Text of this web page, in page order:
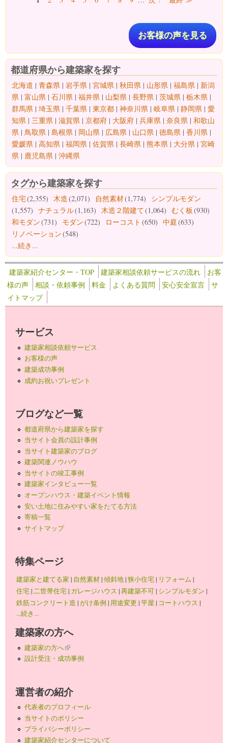
お客様の声を見る
都道府県から建築家を探す
北海道 | 青森県 | 岩手県 | 宮城県 | 秋田県 | 山形県 | 福島県 | 新潟
県 | 富山県 | 石川県 | 福井県 | 山梨県 | 長野県 | 茨城県 | 栃木県 |
群馬県 | 埼玉県 | 千葉県 | 東京都 | 神奈川県 | 岐阜県 | 静岡県 | 愛
知県 | 三重県 | 滋賀県 | 京都府 | 大阪府 | 兵庫県 | 奈良県 | 和歌山
県 | 鳥取県 | 島根県 | 岡山県 | 広島県 | 山口県 | 徳島県 | 香川県 |
愛媛県 | 高知県 | 福岡県 | 佐賀県 | 長崎県 | 熊本県 | 大分県 | 宮崎
県 | 鹿児島県 | 沖縄県
タグから建築家を探す
住宅(2,355) 木造(2,071) 自然素材(1,774)
シンプルモダン
(1,557) ナチュラル(1,163) 木造２階建て(1,064) むく板 (930)
和モダン(731) モダン(722) ローコスト (650) 中庭(633)
リノベーション(548)
...続き...
建築家紹介センター・TOP 建築家相談依頼サービスの流れ
お客
様の声
相談・依頼事例 料金 よくある質問 安心安全宣言
サ
イトマップ
サービス
建築家相談依頼サービス
お客様の声
建築成功事例
成約お祝いプレゼント
ブログなど一覧
都道府県から建築家を探す
当サイト会員の設計事例
当サイト建築家のブログ
建築関連ノウハウ
当サイトの竣工事例
建築家インタビュー一覧
オープンハウス・建築イベント情報
安い土地に住みやすい家をたてる方法
寄稿一覧
サイトマップ
特集ページ
建築家と建てる家 | 自然素材|傾斜地|狭小住宅| リフォーム |
住宅|二世帯住宅| ガレージハウス |再建築不可| シンプルモダン |
鉄筋コンクリート造 |がけ条例 | 用途変更 |平屋 | コートハウス |
...続き...
建築家の方へ
建築家の方へ(link is external)
設計受注・成功事例
運営者の紹介
代表者のプロフィール
当サイトのポリシー
プライバシーポリシー
建築家紹介センターについて